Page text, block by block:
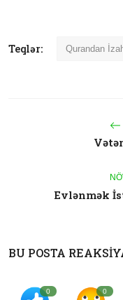
Teqlər: Qurandan
Evlənmək
BU POSTA
0 0